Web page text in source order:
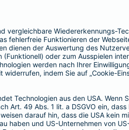
Schäden im Ausland?
im Ausland?
Kennzeichen?